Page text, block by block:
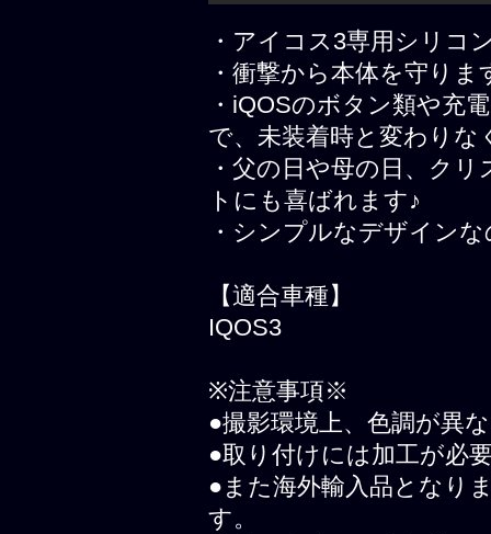
・アイコス3専用シリコ
・衝撃から本体を守りま
・iQOSのボタン類や充
で、未装着時と変わりな
・父の日や母の日、ク
トにも喜ばれます♪
・シンプルなデザイン
【適合車種】
IQOS3
※注意事項※
●撮影環境上、色調が異
●取り付けには加工が必
●また海外輸入品となり
す。